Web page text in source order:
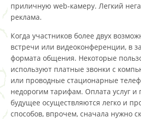
приличную web-камеру. Легкий
реклама.
Когда участников более двух
встречи или видеоконференции, в
формата общения. Некоторые
используют платные звонки с
или проводные стационарные
недорогим тарифам. Оплата услуг и
будущее осуществляются легко и
способов, впрочем, сначала нужно